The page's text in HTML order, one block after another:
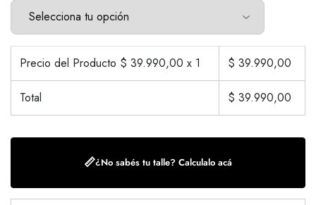
Precio del Producto $ 39.990,00 x 1 $ 39.990,00
Total $ 39.990,00
📏¿No sabés tu talle? Calculalo acá